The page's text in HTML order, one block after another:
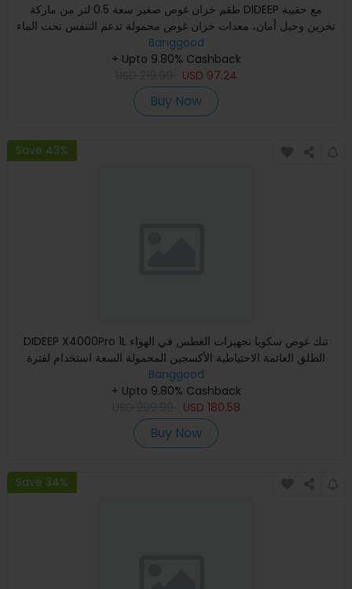
طقم خزان غوص صغير سعة 0.5 لتر من ماركة DIDEEP مع حقيبة
تخزين وحبل أمان، معدات خزان غوص محمولة تدعم التنفس تحت الماء
لمدة
Banggood
+ Upto 9.80% Cashback
USD 97.24
Buy Now
Save 43%
DIDEEP X4000Pro 1L تنك غوص سكوبا تجهيزات الغطس في الهواء
الطلق العائمة الاحتياطية الأكسجين المحمولة السعة استخدام لفترة
Banggood
+ Upto 9.80% Cashback
USD 180.58
Buy Now
Save 34%